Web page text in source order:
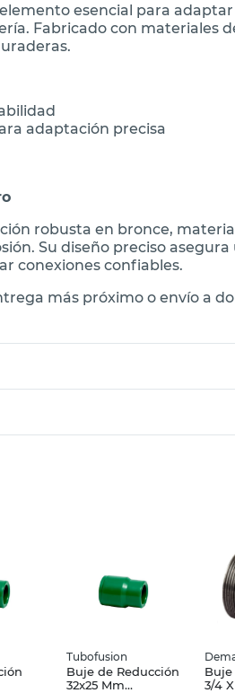
esencial para
Fabricado con materiales
adaptación precisa
robusta en bronce,
Su diseño preciso
conexiones confiables.
más próximo o envío a
Tubofusion
Buje de Reducción
32x25 Mm
Buje
3/4